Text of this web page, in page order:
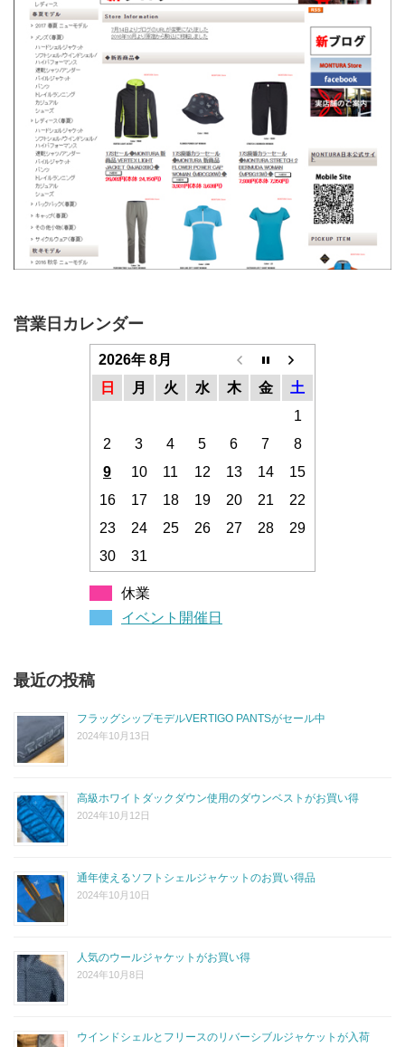
営業日カレンダー
2026年 8月
日
月 火 水 木 金
土
1
2
3 4 5 6 7
8
9
10 11 12 13 14
15
16
17 18 19 20 21
22
23
24 25 26 27 28
29
30
31
休業
イベント開催日
最近の投稿
フラッグシップモデルVERTIGO PANTSがセール中
2024年10月13日
高級ホワイトダックダウン使用のダウンベストがお買い得
2024年10月12日
通年使えるソフトシェルジャケットのお買い得品
2024年10月10日
人気のウールジャケットがお買い得
2024年10月8日
ウインドシェルとフリースのリバーシブルジャケットが入荷